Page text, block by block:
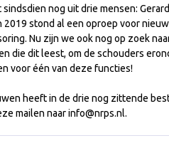
nog uit drie mensen:
2019 stond al een oproep voor
Nu zijn we ook nog op zoek
die dit leest, om de schouders
voor één van deze functies!
heeft in de drie nog zittende
mailen naar info@nrps.nl.